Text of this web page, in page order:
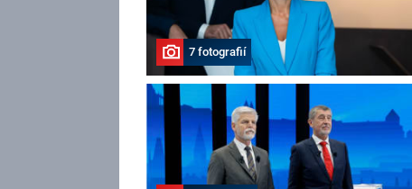
7 fotografií